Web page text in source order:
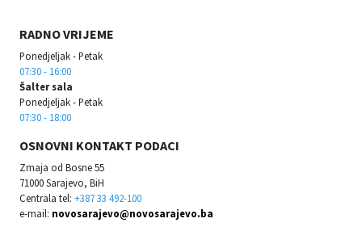
RADNO VRIJEME
Ponedjeljak - Petak
07:30 - 16:00
Šalter sala
Ponedjeljak - Petak
07:30 - 18:00
OSNOVNI KONTAKT PODACI
Zmaja od Bosne 55
71000 Sarajevo, BiH
Centrala tel: +387 33 492-100
e-mail: novosarajevo@novosarajevo.ba